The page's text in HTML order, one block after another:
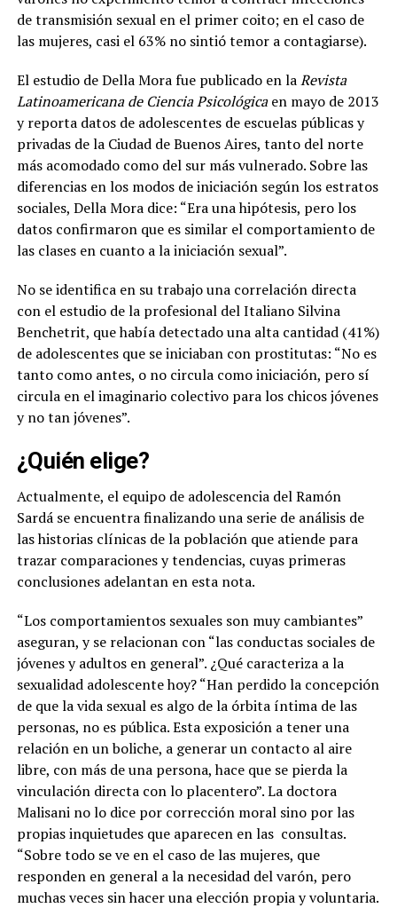
de transmisión sexual en el primer coito; en el caso de
las mujeres, casi el 63% no sintió temor a contagiarse).
El estudio de Della Mora fue publicado en laRevista
Latinoamericana de Ciencia Psicológicaen mayo de 2013
y reporta datos de adolescentes de escuelas públicas y
privadas de la Ciudad de Buenos Aires, tanto del norte
más acomodado como del sur más vulnerado. Sobre las
diferencias en los modos de iniciación según los estratos
sociales, Della Mora dice: “Era una hipótesis, pero los
datos confirmaron que es similar el comportamiento de
las clases en cuanto a la iniciación sexual”.
No se identifica en su trabajo una correlación directa
con el estudio de la profesional del Italiano Silvina
Benchetrit, que había detectado una alta cantidad (41%)
de adolescentes que se iniciaban con prostitutas: “No es
tanto como antes, o no circula como iniciación, pero sí
circula en el imaginario colectivo para los chicos jóvenes
y no tan jóvenes”.
¿Quién elige?
Actualmente, el equipo de adolescencia del Ramón
Sardá se encuentra finalizando una serie de análisis de
las historias clínicas de la población que atiende para
trazar comparaciones y tendencias, cuyas primeras
conclusiones adelantan en esta nota.
“Los comportamientos sexuales son muy cambiantes”
aseguran, y se relacionan con “las conductas sociales de
jóvenes y adultos en general”. ¿Qué caracteriza a la
sexualidad adolescente hoy?“Han perdido la concepción
de que la vida sexual es algo de la órbita íntima de las
personas, no es pública. Esta exposición a tener una
relación en un boliche, a generar un contacto al aire
libre, con más de una persona, hace que se pierda la
vinculación directa con lo placentero”. La doctora
Malisani no lo dice por corrección moral sino por las
propias inquietudes que aparecen en las consultas.
“Sobre todo se ve en el caso de las mujeres, que
responden en general a la necesidad del varón, pero
muchas veces sin hacer una elección propia y voluntaria.